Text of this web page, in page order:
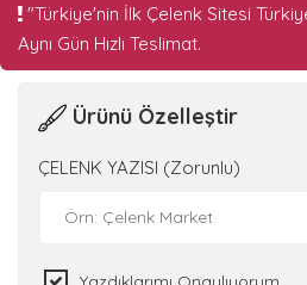
"Türkiye'nin İlk Çelenk Sitesi
Aynı Gün Hızlı Teslimat.
Ürünü Özelleştir
ÇELENK YAZISI (Zorunlu)